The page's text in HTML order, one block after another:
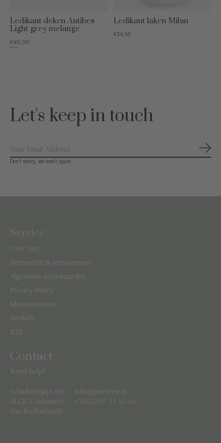
Ledikant deken Antibes
Light grey melange
€40,00
€79,95
Ledikant laken Milan
€34,95
Let's keep in touch
Don’t worry, we won’t spam
Service
Over ons
Verzenden & retourneren
Algemene voorwaarden
Privacy Policy
Klantenservice
Winkels
B2B
Contact
Need help?
Schinkeldijkje 16s
1432CE Aalsmeer
The Netherlands
info@poetree.nl
+31(0)297 22 33 44
Nederlands